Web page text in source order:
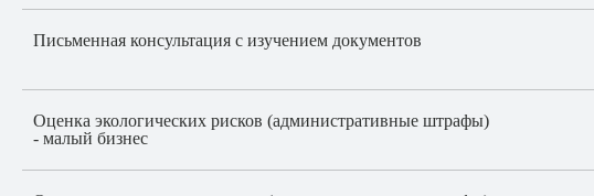
Письменная консультация с изучением документов
Оценка экологических рисков (административные штрафы)
- малый бизнес